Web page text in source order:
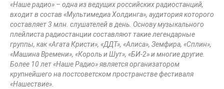
«Наше радио» – одна из ведущих российских радиостанций,
входит в состав «Мультимедиа Холдинга», аудитория которого
составляет 3 млн. слушателей в день. Основу музыкального
плейлиста радиостанции составляют такие легендарные
группы, как «Агата Кристи», «ДДТ», «Алиса», Земфира, «Сплин»,
«Машина Времени», «Король и Шут», «БИ-2» и многие другие.
Более 10 лет «Наше Радио» является организатором
крупнейшего на постсоветском пространстве фестиваля
«Нашествие».